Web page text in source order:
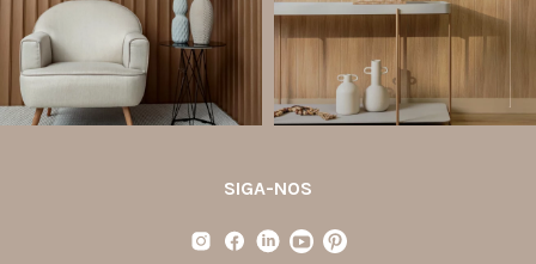
Jul 21
35 1
SIGA-NOS